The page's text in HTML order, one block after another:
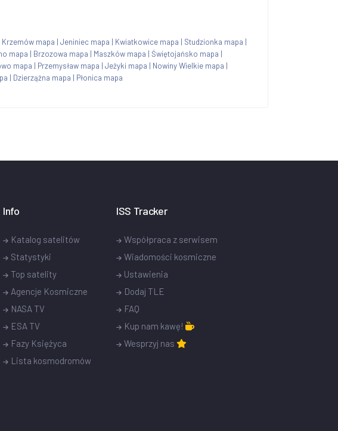
Krzemów mapa | Jeniniec mapa | Kwiatkowice mapa | Studzionka mapa |
mapa | Brzozowa mapa | Maszków mapa | Świętojańsko mapa |
mapa | Przemysław mapa | Jeżyki mapa | Nowiny Wielkie mapa |
| Dzierzążna mapa | Płonica mapa
Info
Katalog satelitów
Statystyki
Top satelity
Agencje Kosmiczne
NASA TV
ESA TV
Fazy Księżyca
Lista kosmodromów
ISS Tracker
Współpraca z serwisem
Wiadomości kosmiczne
Ustawienia
Dodaj TLE
FAQ
Kup nam kawę!
Wesprzyj nas